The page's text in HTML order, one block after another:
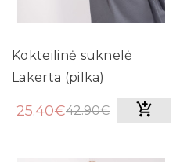
Kokteilinė suknelė
Lakerta (pilka)
25.40€42.90€